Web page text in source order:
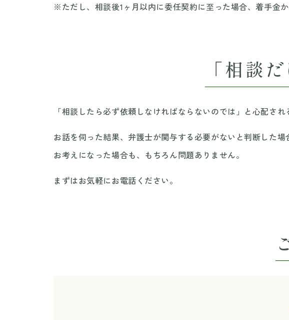
※ただし、相談後1ヶ月以内に委任契約に至った場合、着手金
「相談
「相談したら必ず依頼しなければならないのでは」と心配さ
お話を伺った結果、弁護士が関与する必要がないと判断した
お考えになった場合も、もちろん問題ありません。
まずはお気軽にお電話ください。